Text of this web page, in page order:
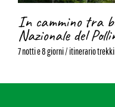
In cammino tra
Nazionale del
7 notti e 8 giorni / itinerario